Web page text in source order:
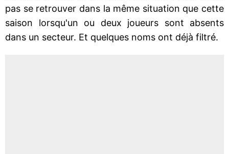
pas se retrouver dans la même situation que cette
saison lorsqu'un ou deux joueurs sont absents
dans un secteur. Et quelques noms ont déjà filtré.